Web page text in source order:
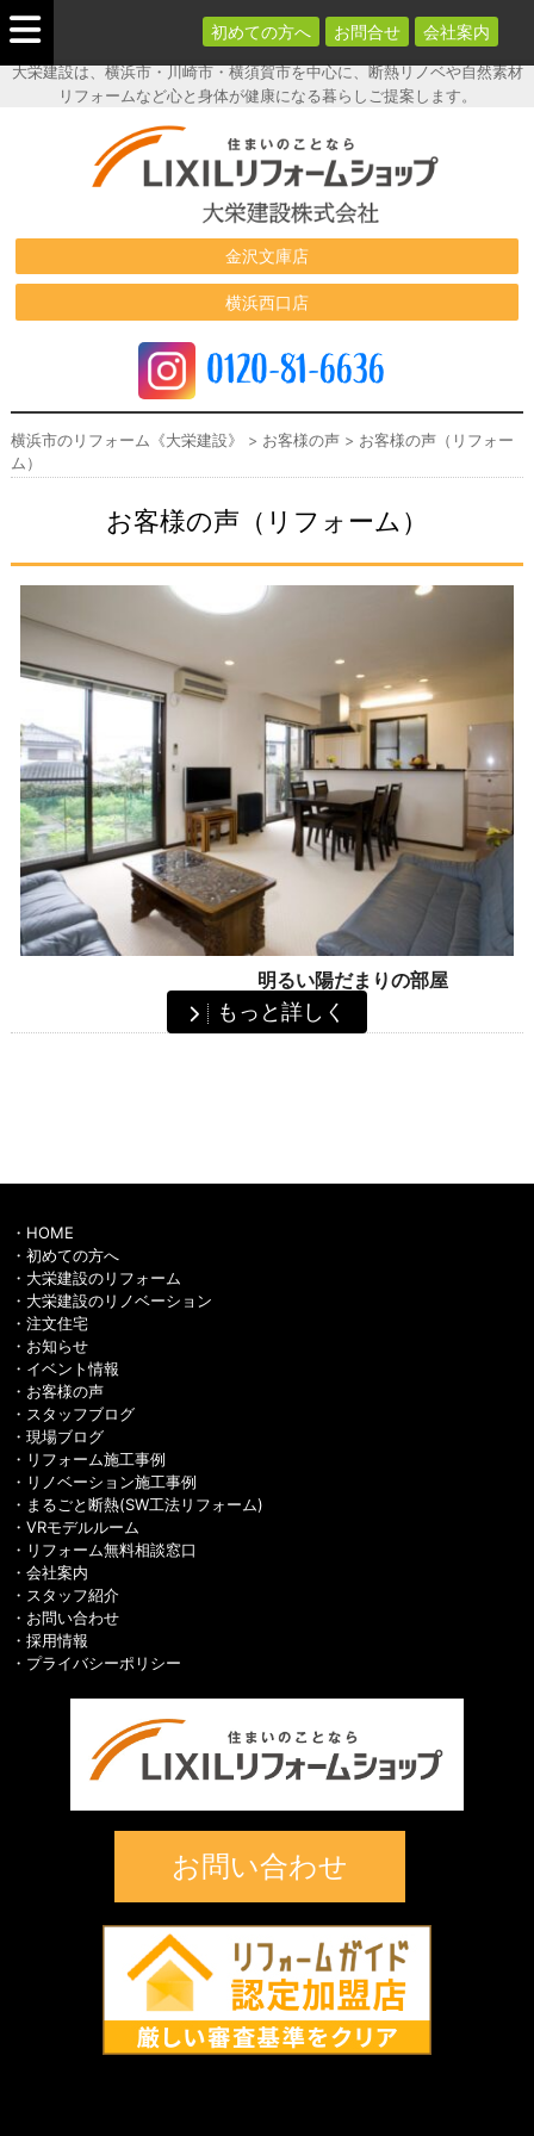
大栄建設は、横浜市・川崎市・横須賀市を中心に、断熱リノベや自然素材
リフォームなど心と身体が健康になる暮らしご提案します。
横浜市のリフ
ォーム《大栄
建設》
金沢文庫店
横浜西口店
0120-81-6636
初めての方へ お問合せ 会社案内
横浜市のリフォーム《大栄建設》 > お客様の声> お客様の声（リフォー
ム）
お客様の声（リフォーム）
明るい陽だまりの部屋
もっと詳しく
HOME
初めての方へ
大栄建設のリフォーム
大栄建設のリノベーション
注文住宅
お知らせ
イベント情報
お客様の声
スタッフブログ
現場ブログ
リフォーム施工事例
リノベーション施工事例
まるごと断熱(SW工法リフォーム)
VRモデルルーム
リフォーム無料相談窓口
会社案内
スタッフ紹介
お問い合わせ
採用情報
プライバシーポリシー
お問い合わせ